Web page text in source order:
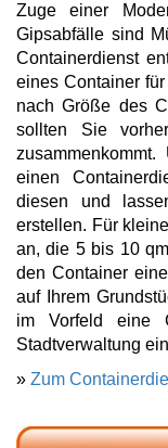
Zuge einer
Gipsabfälle sind
Containerdienst
eines Container
nach Größe des
sollten Sie
einen
diesen und
erstellen. Für
an, die 5 bis 10
den Container
auf Ihrem
im Vorfeld eine
Stadtverwaltung
» Zum